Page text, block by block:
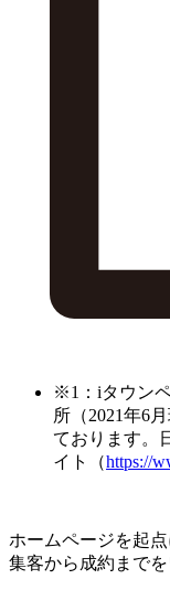
※1：iタウン
所（2021年6
ております。
イト（https://
ホームページを起点
集客から成約まで